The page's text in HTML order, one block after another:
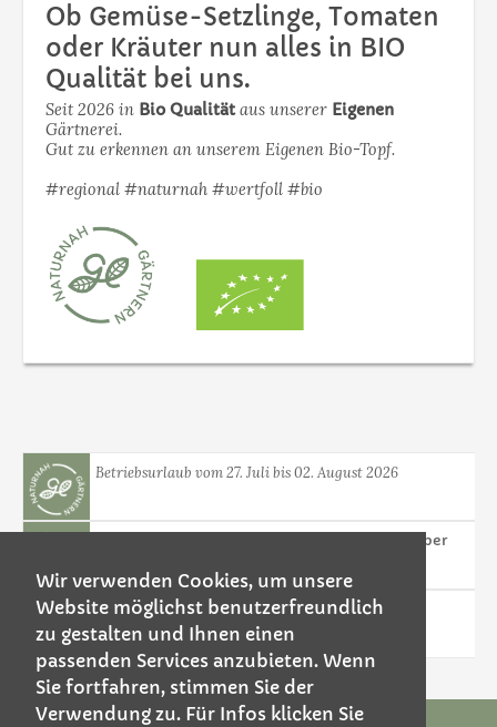
Wir verwenden Cookies, um unsere
Website möglichst benutzerfreundlich
zu gestalten und Ihnen einen
passenden Services anzubieten. Wenn
Sie fortfahren, stimmen Sie der
Verwendung zu. Für Infos klicken Sie
Ob Gemüse-Setzlinge, Tomaten
oder Kräuter nun alles in BIO
Qualität bei uns.
Seit 2026 in Bio Qualitätaus unserer Eigenen
Gärtnerei.
Gut zu erkennen an unserem Eigenen Bio-Topf.
#regional #naturnah #wertfoll #bio
Betriebsurlaub vom 27. Juli bis 02. August 2026
Gesunde Pflanzen! Nützlings - Einsatz seit über
30 Jahren
Weizenkorn Kerzen - Neuheit in unserem
Sortiment